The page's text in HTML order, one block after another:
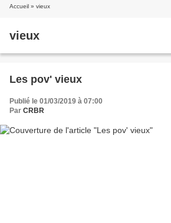
Accueil » vieux
vieux
Les pov' vieux
Publié le 01/03/2019 à 07:00
Par CRBR